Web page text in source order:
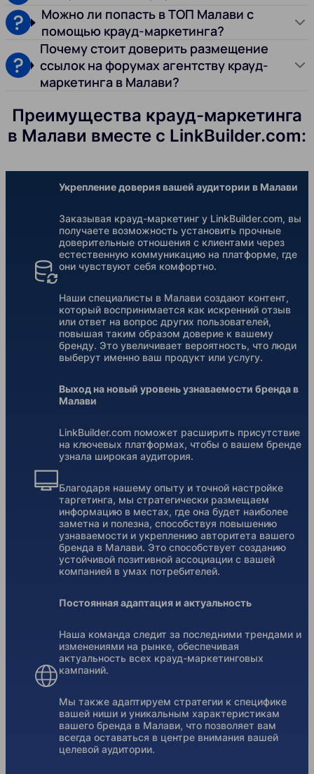
Можно ли попасть в ТОП Малави с
помощью крауд-маркетинга?
Почему стоит доверить размещение
ссылок на форумах агентству крауд-
маркетинга в Малави?
Преимущества крауд-маркетинга
в Малави вместе с LinkBuilder.com:
Укрепление доверия вашей аудитории в Малави
Заказывая крауд-маркетинг у LinkBuilder.com, вы
получаете возможность установить прочные
доверительные отношения с клиентами через
естественную коммуникацию на платформе, где
они чувствуют себя комфортно.
Наши специалисты в Малави создают контент,
который воспринимается как искренний отзыв
или ответ на вопрос других пользователей,
повышая таким образом доверие к вашему
бренду. Это увеличивает вероятность, что люди
выберут именно ваш продукт или услугу.
Выход на новый уровень узнаваемости бренда в
Малави
LinkBuilder.com поможет расширить присутствие
на ключевых платформах, чтобы о вашем бренде
узнала широкая аудитория.
Благодаря нашему опыту и точной настройке
таргетинга, мы стратегически размещаем
информацию в местах, где она будет наиболее
заметна и полезна, способствуя повышению
узнаваемости и укреплению авторитета вашего
бренда в Малави. Это способствует созданию
устойчивой позитивной ассоциации с вашей
компанией в умах потребителей.
Постоянная адаптация и актуальность
Наша команда следит за последними трендами и
изменениями на рынке, обеспечивая
актуальность всех крауд-маркетинговых
кампаний.
Мы также адаптируем стратегии к специфике
вашей ниши и уникальным характеристикам
вашего бренда в Малави, что позволяет вам
всегда оставаться в центре внимания вашей
целевой аудитории.